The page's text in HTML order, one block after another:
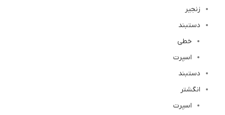
زنجیر
دستبند
خطی
اسپرت
دستبند
انگشتر
اسپرت